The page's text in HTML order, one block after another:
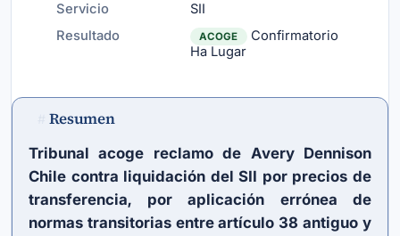
Servicio
SII
Resultado
ACOGE
Confirmatorio
Ha Lugar
Resumen
Tribunal acoge reclamo de Avery Dennison
Chile contra liquidación del SII por precios de
transferencia, por aplicación errónea de
normas transitorias entre artículo 38 antiguo y